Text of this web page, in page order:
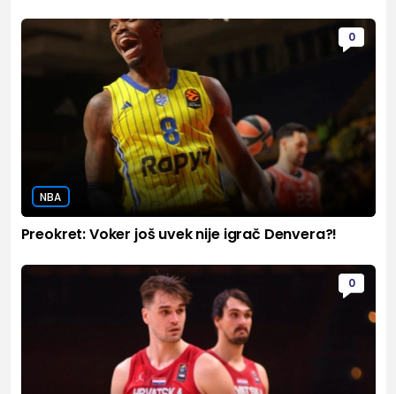
0
NBA
Preokret: Voker još uvek nije igrač Denvera?!
0